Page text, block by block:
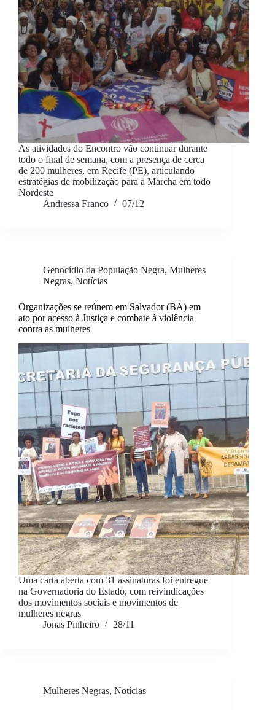
As atividades do Encontro vão continuar durante
todo o final de semana, com a presença de cerca
de 200 mulheres, em Recife (PE), articulando
estratégias de mobilização para a Marcha em todo
Nordeste
Andressa Franco
07/12
Genocídio da População Negra, Mulheres
Negras, Notícias
Organizações se reúnem em Salvador (BA) em
ato por acesso à Justiça e combate à violência
contra as mulheres
Uma carta aberta com 31 assinaturas foi entregue
na Governadoria do Estado, com reivindicações
dos movimentos sociais e movimentos de
mulheres negras
Jonas Pinheiro
28/11
Mulheres Negras, Notícias